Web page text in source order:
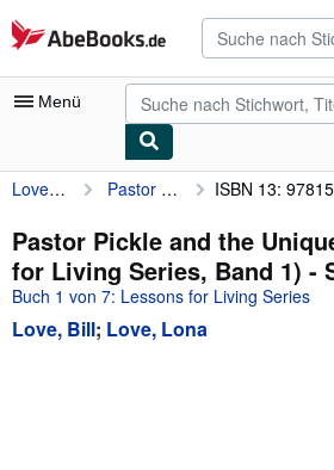
Zum Hauptinhalt
AbeBooks.de
Menü
Nutzerkonto
Meine Bestellungen
Detailsuche
Sammlungen
Love, Bill Pastor Pickle and the Unique Boy (Lessons for Living Series, Band 1) ISBN 13:
Pastor Pickle and the
for Living Series, Band 1) -
Buch 1 von 7: Lessons for Living Series
Love, Bill; Love, Lona